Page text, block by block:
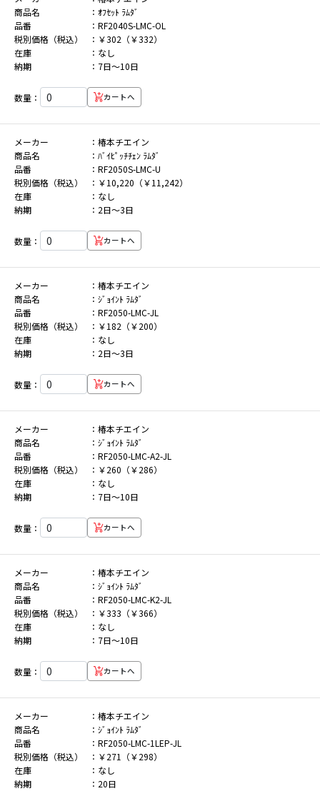
商品名
ｵﾌｾｯﾄ ﾗﾑﾀﾞ
品番
RF2040S-LMC-OL
税別価格（税込）
￥302（￥332）
在庫
なし
納期
7日～10日
数量： カートへ
メーカー
椿本チエイン
商品名
ﾊﾞｲﾋﾟｯﾁﾁｪﾝ ﾗﾑﾀﾞ
品番
RF2050S-LMC-U
税別価格（税込）
￥10,220（￥11,242）
在庫
なし
納期
2日～3日
数量： カートへ
メーカー
椿本チエイン
商品名
ｼﾞｮｲﾝﾄ ﾗﾑﾀﾞ
品番
RF2050-LMC-JL
税別価格（税込）
￥182（￥200）
在庫
なし
納期
2日～3日
数量： カートへ
メーカー
椿本チエイン
商品名
ｼﾞｮｲﾝﾄ ﾗﾑﾀﾞ
品番
RF2050-LMC-A2-JL
税別価格（税込）
￥260（￥286）
在庫
なし
納期
7日～10日
数量： カートへ
メーカー
椿本チエイン
商品名
ｼﾞｮｲﾝﾄ ﾗﾑﾀﾞ
品番
RF2050-LMC-K2-JL
税別価格（税込）
￥333（￥366）
在庫
なし
納期
7日～10日
数量： カートへ
メーカー
椿本チエイン
商品名
ｼﾞｮｲﾝﾄ ﾗﾑﾀﾞ
品番
RF2050-LMC-1LEP-JL
税別価格（税込）
￥271（￥298）
在庫
なし
納期
20日